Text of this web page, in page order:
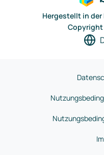
Hergestellt in der
Copyright